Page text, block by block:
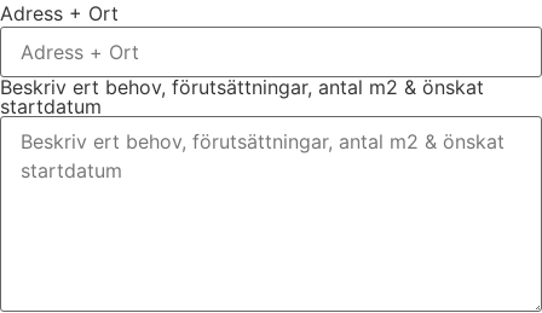
Adress + Ort
Beskriv ert behov, förutsättningar, antal m2 & önskat
startdatum